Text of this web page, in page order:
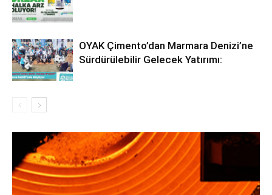
OYAK Çimento’dan Marmara Denizi’ne
Sürdürülebilir Gelecek Yatırımı: